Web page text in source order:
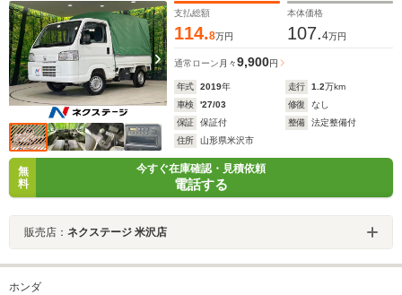
支払総額
114.8万円
本体価格
107.4万円
通常ローン 月々9,900円
年式 2019年 走行 1.2万km
車検
'27/03 修復
なし
保証
保証付 整備
法定整備付
住所
山形県米沢市
無
料
今すぐ在庫確認・見積依頼
電話する
販売店： ネクステージ 米沢店
ホンダ